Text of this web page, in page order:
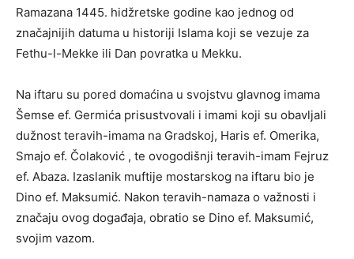
Ramazana 1445. hidžretske godine kao jednog od
značajnijih datuma u historiji Islama koji se vezuje za
Fethu-l-Mekke ili Dan povratka u Mekku.
Na iftaru su pored domaćina u svojstvu glavnog imama
Šemse ef. Germića prisustvovali i imami koji su obavljali
dužnost teravih-imama na Gradskoj, Haris ef. Omerika,
Smajo ef. Čolaković , te ovogodišnji teravih-imam Fejruz
ef. Abaza. Izaslanik muftije mostarskog na iftaru bio je
Dino ef. Maksumić. Nakon teravih-namaza o važnosti i
značaju ovog događaja, obratio se Dino ef. Maksumić,
svojim vazom.